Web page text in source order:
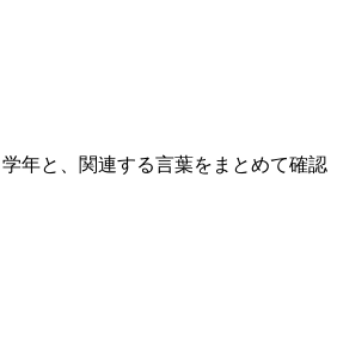
年と、関連する言葉をまとめて確認